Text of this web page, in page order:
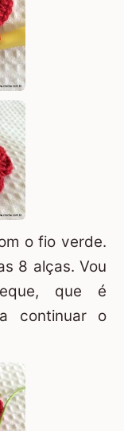
o fio verde.
8 alças. Vou
que é
continuar o